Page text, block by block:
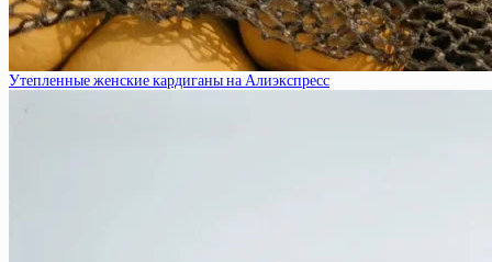
Утепленные женские кардиганы на Алиэкспресс